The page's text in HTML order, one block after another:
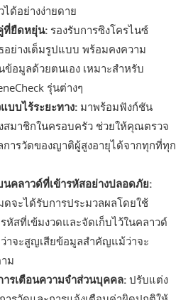
ด้อย่างง่ายดาย
ที่ยืดหยุ่น: รองรับการซิงโครไนซ์
ย่างเต็มรูปแบบ พร้อมคงความ
ข้อมูลด้วยตนเอง เหมาะสำหรับ
รุ่นต่างๆ
บบไร้ระยะทาง: มาพร้อมฟังก์ชัน
มาชิกในครอบครัว ช่วยให้คุณตรวจ
ารวัดของญาติผู้สูงอายุได้จากทุกที่ทุก
คลาวด์ที่เข้ารหัสอย่างปลอดภัย:
จะได้รับการประมวลผลโดยใช้
หัสที่เข้มงวดและจัดเก็บไว้ในคลาวด์
าจะสูญเสียข้อมูลสำคัญแม้ว่าจะ
ม
ารเตือนความจำส่วนบุคคล: ปรับแต่ง